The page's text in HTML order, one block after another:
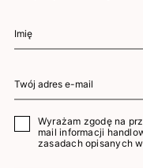
Wyrażam zgodę na
mail informacji
zasadach opisanych w